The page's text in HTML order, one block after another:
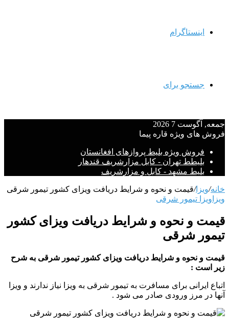
اینستاگرام
جستجو برای
جمعه, آگوست 7 2026
فروش های ویژه قاره پیما
فروش ویژه بلیط پروازهای افغانستان
بلیطط تهران - کابل مزارشریف قندهار
بلیط مشهد - کابل و مزارشریف
خانه/ویزا/قیمت و نحوه و شرایط دریافت ویزای کشور تیمور شرقی
ویزا ویزا تیمور شرقی
قیمت و نحوه و شرایط دریافت ویزای کشور
تیمور شرقی
قیمت و نحوه و شرایط دریافت ویزای کشور تیمور شرقی به شرح
زیر است :
اتباع ایرانی برای مسافرت به تیمور شرقی به ویزا نیاز ندارند و ویزا
آنها در مرز ورودی صادر می شود .